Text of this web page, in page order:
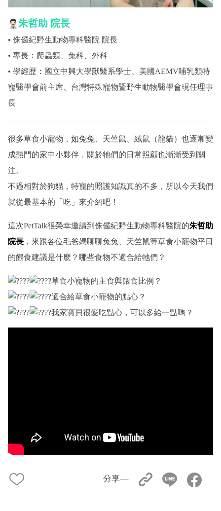
朱哲助 院長
• 侏儸紀野生動物專科醫院 院長
• 專長：爬蟲類、兔科、外科
• 學經歷：國立中興大學獸醫系學士、美國AEMV哺乳類特
寵醫學會前主席、台灣特殊寵物暨野生動物醫學會現任理事
長
很多草食小寵物，如兔兔、天竺鼠、絨鼠（龍貓）也逐漸變
成熱門的家中小夥伴，關於牠們的日常照顧也漸漸受到關
注。
不過相對於狗貓，特寵的照護知識真的不多，所以今天我們
就從最基本的「吃」來介紹吧！
這次PetTalk很榮幸邀請到侏儸紀野生動物專科醫院的朱哲助
院長 ，來跟各位毛爸媽聊聊兔兔、天竺鼠等草食小寵物平日
的餵食建議是什麼？哪些食物不適合給牠們？
草食小寵物的主食與餵食比例？
適合給草食小寵物的點心？
我家寶貝很愛吃點心，可以多給一點嗎？
分享––